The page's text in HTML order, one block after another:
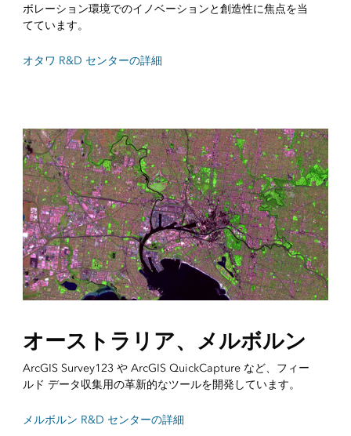
ボレーション環境でのイノベーションと創造性に焦点を当
てています。
オタワ R&D センターの詳細
オーストラリア、メルボルン
ArcGIS Survey123 や ArcGIS QuickCapture など、フィー
ルド データ収集用の革新的なツールを開発しています。
メルボルン R&D センターの詳細